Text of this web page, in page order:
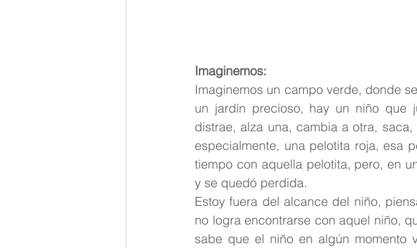
Imaginemos:
Imaginemos un campo verde, donde
un jardín precioso, hay un niño que
distrae, alza una, cambia a otra,
especialmente, una pelotita roja, esa
tiempo con aquella pelotita, pero, en
y se quedó perdida.
Estoy fuera del alcance del niño,
no logra encontrarse con aquel niño,
sabe que el niño en algún momento